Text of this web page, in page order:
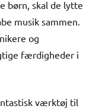
børn, skal de lytte
musik sammen.
og
færdigheder i
værktøj til